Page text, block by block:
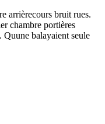
arrièrecours bruit rues.
chambre portières
Quune balayaient seule